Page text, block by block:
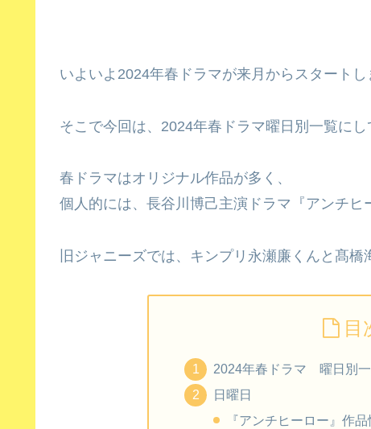
いよいよ2024年春ドラマが来月からスタートし
そこで今回は、2024年春ドラマ曜日別一覧にし
春ドラマはオリジナル作品が多く、
個人的には、長谷川博己主演ドラマ『アンチヒ
旧ジャニーズでは、キンプリ永瀬廉くんと髙
目
2024年春ドラマ 曜日別
日曜日
『アンチヒーロー』作品